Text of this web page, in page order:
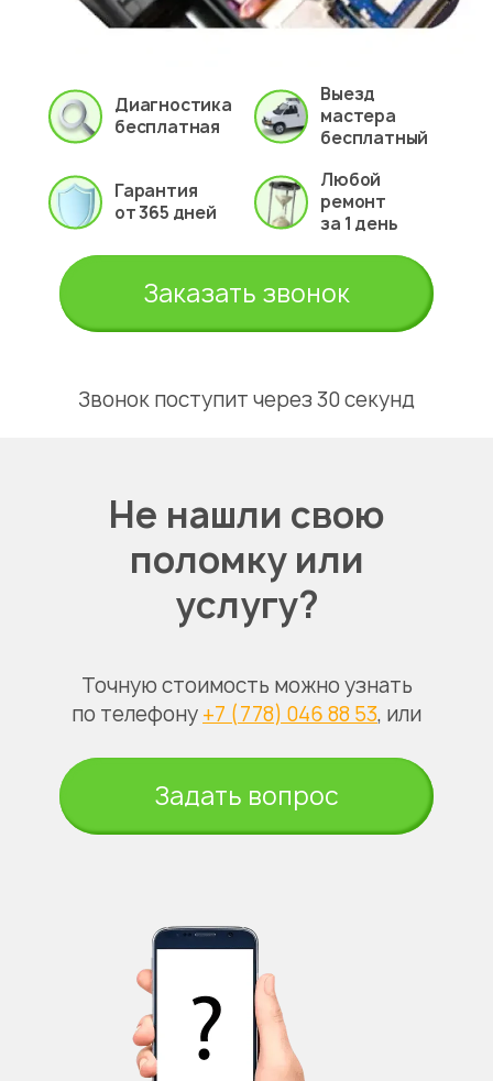
Диагностика
бесплатная
Выезд
мастера
бесплатный
Гарантия
от 365 дней
Любой
ремонт
за 1 день
Заказать звонок
Звонок поступит через 30 секунд
Не нашли свою
поломку или
услугу?
Точную стоимость можно узнать
по телефону +7 (778) 046 88 53, или
Задать вопрос